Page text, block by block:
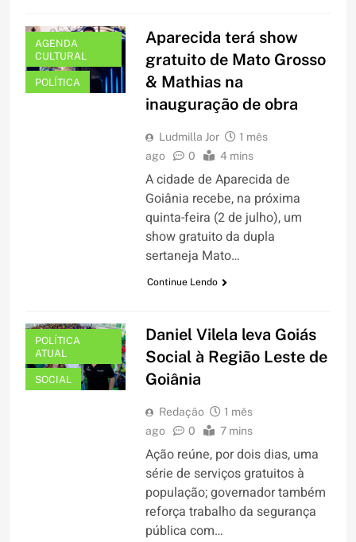
AGENDA
CULTURAL
POLÍTICA
Aparecida terá show
gratuito de Mato Grosso
& Mathias na
inauguração de obra
Ludmilla Jor
1 mês
ago
0 4 mins
A cidade de Aparecida de
Goiânia recebe, na próxima
quinta-feira (2 de julho), um
show gratuito da dupla
sertaneja Mato…
Continue Lendo
POLÍTICA
ATUAL
SOCIAL
Daniel Vilela leva Goiás
Social à Região Leste de
Goiânia
Redação
1 mês
ago
0 7 mins
Ação reúne, por dois dias, uma
série de serviços gratuitos à
população; governador também
reforça trabalho da segurança
pública com…